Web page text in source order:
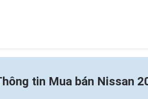
tin Mua bán Nissan